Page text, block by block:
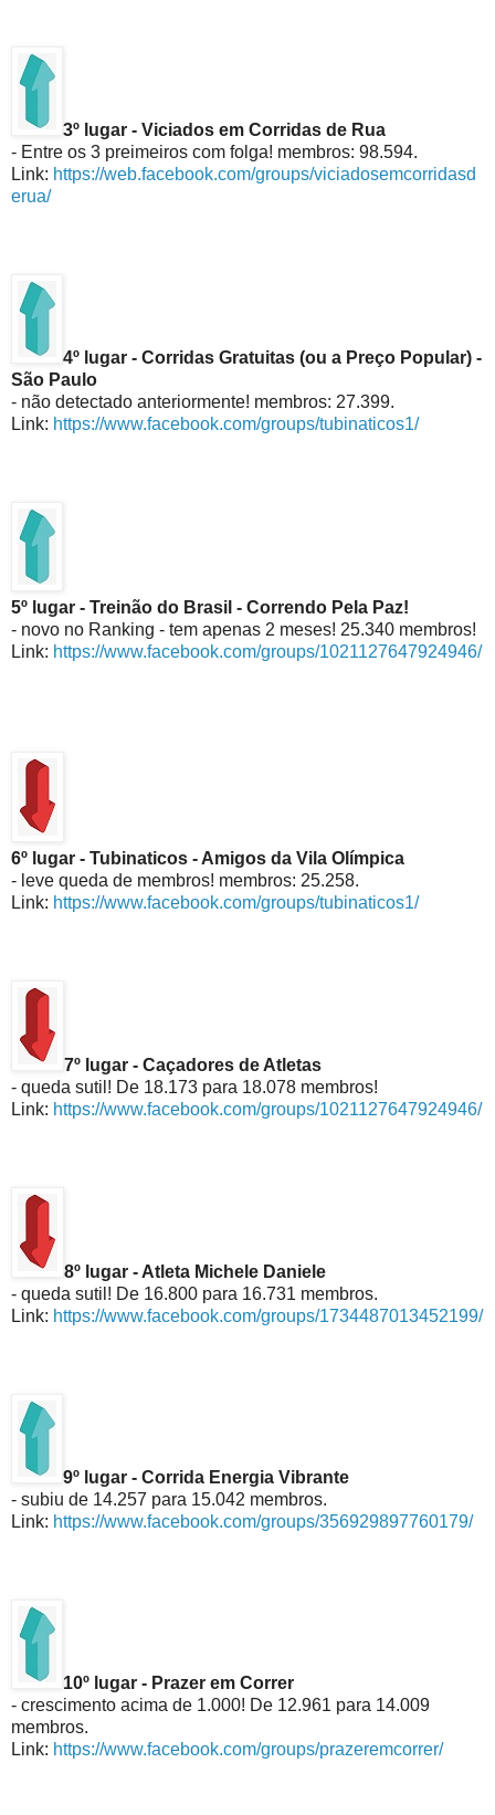
3º lugar - Viciados em Corridas de Rua
- Entre os 3 preimeiros com folga! membros: 98.594.
Link: https://web.facebook.com/groups/viciadosemcorridasd
erua/
4º lugar - Corridas Gratuitas (ou a Preço Popular) -
São Paulo
- não detectado anteriormente! membros: 27.399.
Link: https://www.facebook.com/groups/tubinaticos1/
5º lugar - Treinão do Brasil - Correndo Pela Paz!
- novo no Ranking - tem apenas 2 meses! 25.340 membros!
Link: https://www.facebook.com/groups/1021127647924946/
6º lugar - Tubinaticos - Amigos da Vila Olímpica
- leve queda de membros! membros: 25.258.
Link: https://www.facebook.com/groups/tubinaticos1/
7º lugar - Caçadores de Atletas
- queda sutil! De 18.173 para 18.078 membros!
Link: https://www.facebook.com/groups/1021127647924946/
8º lugar - Atleta Michele Daniele
- queda sutil! De 16.800 para 16.731 membros.
Link: https://www.facebook.com/groups/1734487013452199/
9º lugar - Corrida Energia Vibrante
- subiu de 14.257 para 15.042 membros.
Link: https://www.facebook.com/groups/356929897760179/
10º lugar - Prazer em Correr
- crescimento acima de 1.000! De 12.961 para 14.009
membros.
Link: https://www.facebook.com/groups/prazeremcorrer/